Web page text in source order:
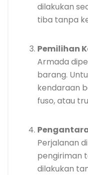
dilakukan
tiba tanpa
Pemilihan
Armada
barang.
kendaraan
fuso, atau
Perjalanan
pengiriman
dilakukan